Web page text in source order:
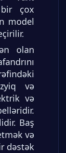
çox
model
olan
və
və
Baş
və
dəstək